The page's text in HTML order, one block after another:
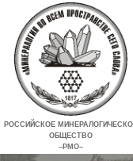
РОССИЙСКОЕ
ОБЩЕСТВО
–РМО–